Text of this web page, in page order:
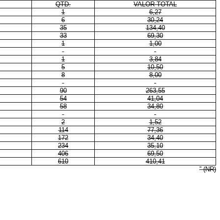
QTD.
VALOR TOTAL
1
6,27
6
30,24
35
134,40
33
69,30
1
1,00
1
3,84
5
10,50
8
8,00
90
263,55
54
41,04
58
34,80
2
1,52
114
77,36
172
34,40
234
35,10
406
69,50
610
410,41
” (NR)